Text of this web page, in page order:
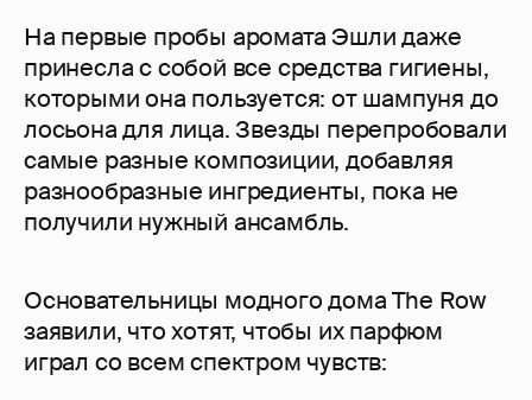
На первые пробы аромата Эшли даже
принесла с собой все средства гигиены,
которыми она пользуется: от шампуня до
лосьона для лица. Звезды перепробовали
самые разные композиции, добавляя
разнообразные ингредиенты, пока не
получили нужный ансамбль.
Основательницы модного дома The Row
заявили, что хотят, чтобы их парфюм
играл со всем спектром чувств: